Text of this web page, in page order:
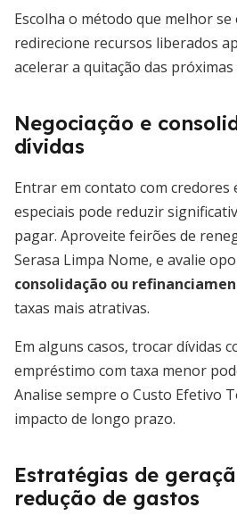
Escolha o método que melhor
redirecione recursos liberados
acelerar a quitação das próximas
Negociação e
dívidas
Entrar em contato com credores
especiais pode reduzir
pagar. Aproveite feirões de
Serasa Limpa Nome, e avalie
consolidação ou
taxas mais atrativas.
Em alguns casos, trocar dívidas
empréstimo com taxa menor
Analise sempre o Custo Efetivo
impacto de longo prazo.
Estratégias de
redução de gastos